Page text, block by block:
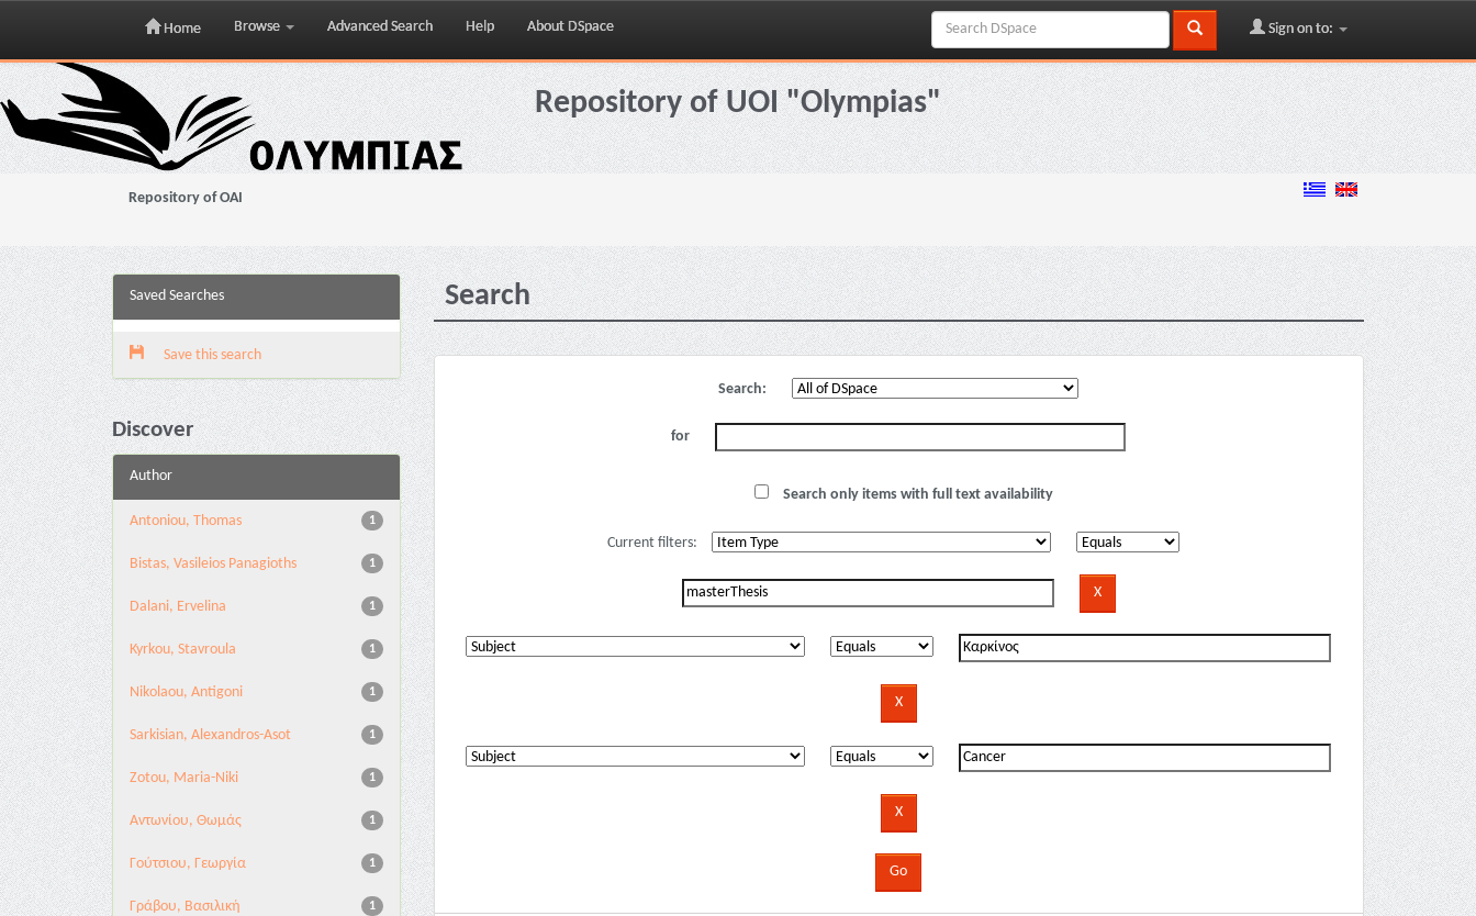
Skip
navigation
Home Browse Advanced Search Help About DSpace Sign on to:
Repository of UOI "Olympias"
Repository of OAI
Saved Searches
Save this search
Discover
Author
1
Antoniou, Thomas
1
Bistas, Vasileios Panagioths
1
Dalani, Ervelina
1
Kyrkou, Stavroula
1
Nikolaou, Antigoni
1
Sarkisian, Alexandros-Asot
1
Zotou, Maria-Niki
1
Αντωνίου, Θωμάς
1
Γούτσιου, Γεωργία
1
Γράβου, Βασιλική
Search
Search:
for
Search only items with full text availability
Current filters: